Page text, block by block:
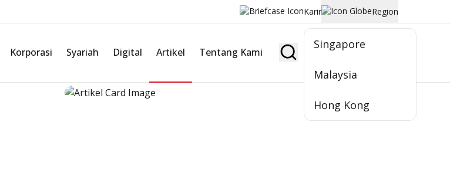
Karir Region
Singapore
Malaysia
Hong Kong
Korporasi Syariah Digital Artikel Tentang Kami Jadi Nasabah